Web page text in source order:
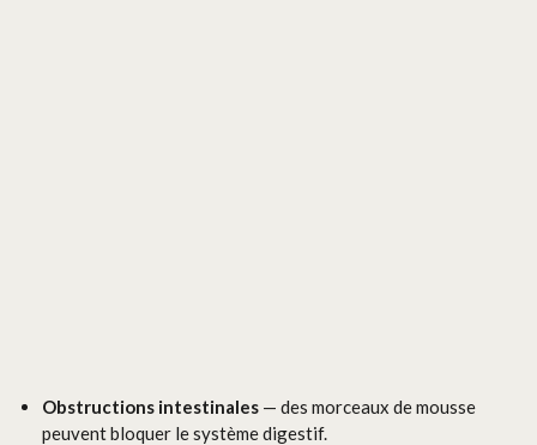
Obstructions intestinales — des morceaux de mousse
peuvent bloquer le système digestif.